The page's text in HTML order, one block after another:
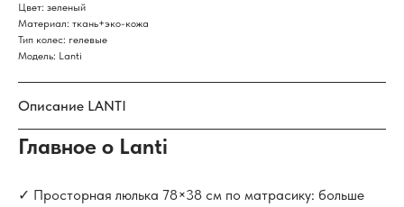
Цвет: зеленый
Материал: ткань+эко-кожа
Тип колес: гелевые
Модель: Lanti
Описание LANTI
Главное о Lanti
✓ Просторная люлька 78×38 см по матрасику: больше